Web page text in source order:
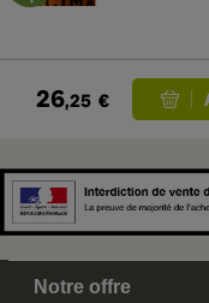
26,25 €
Notre offre